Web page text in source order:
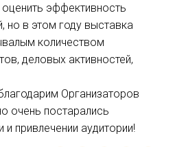
эффективность
но в этом году выставка
количеством
деловых активностей,
Организаторов
очень постарались
привлечении аудитории!